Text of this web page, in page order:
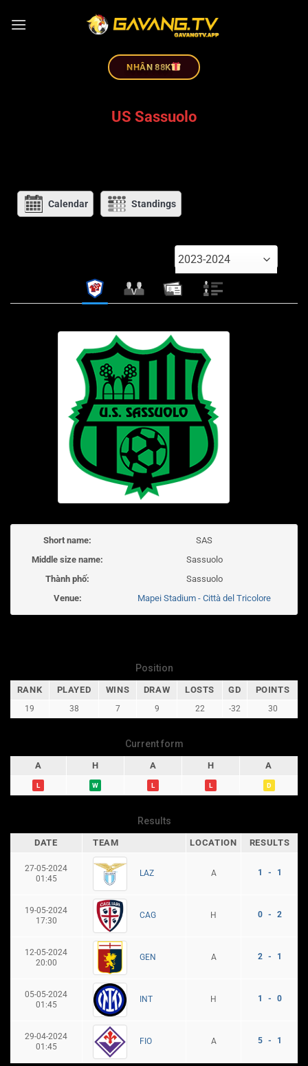
NHÂN 88K
US Sassuolo
Calendar Standings
2023-2024
Short name:
SAS
Middle size name:
Sassuolo
Thành phố:
Sassuolo
Venue:
Mapei Stadium - Città del Tricolore
Position
RANK PLAYED WINS DRAW LOSTS GD POINTS
19 38 7 9 22 -32 30
Current form
A H A H A
L W L L D
Results
DATE TEAM LOCATION RESULTS
27-05-2024
01:45
LAZ A 1 - 1
19-05-2024
17:30
CAG H 0 - 2
12-05-2024
20:00
GEN A 2 - 1
05-05-2024
01:45
INT H 1 - 0
29-04-2024
01:45
FIO A 5 - 1